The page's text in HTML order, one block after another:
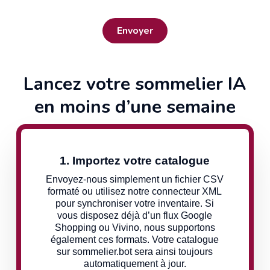
Lancez votre sommelier IA
en moins d’une semaine
1. Importez votre catalogue
Envoyez-nous simplement un fichier CSV
formaté ou utilisez notre connecteur XML
pour synchroniser votre inventaire. Si
vous disposez déjà d’un flux Google
Shopping ou Vivino, nous supportons
également ces formats. Votre catalogue
sur sommelier.bot sera ainsi toujours
automatiquement à jour.